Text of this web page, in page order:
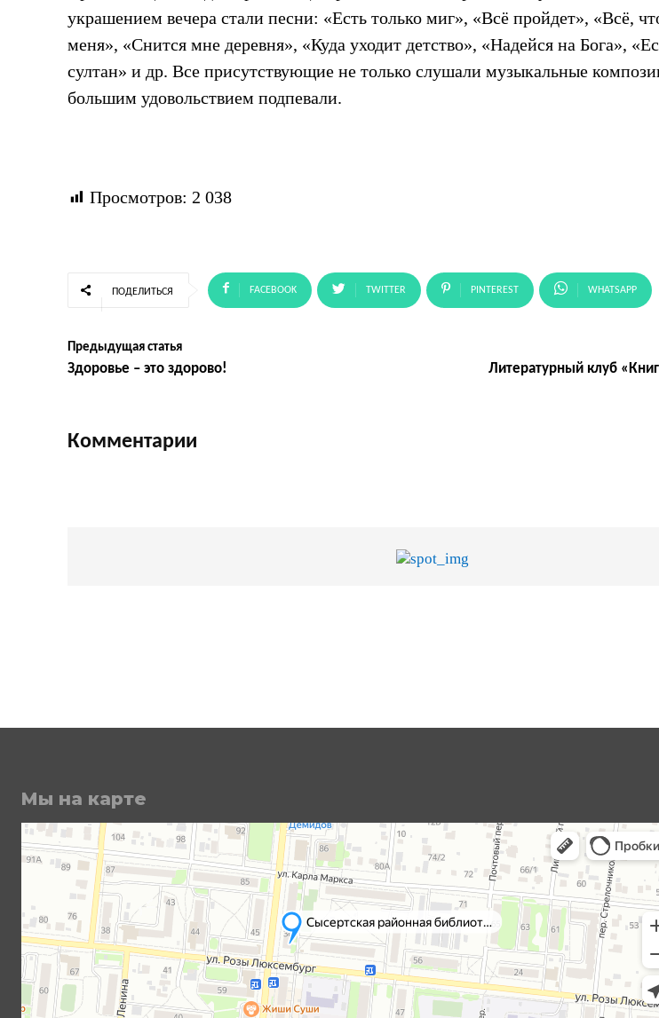
украшением вечера стали песни: «Есть только миг», «Всё пройдет», «Всё,
меня», «Снится мне деревня», «Куда уходит детство», «Надейся на Бога»,
султан» и др. Все присутствующие не только слушали музыкальные
большим удовольствием подпевали.
Просмотров: 2 038
ПОДЕЛИТЬСЯ FACEBOOK TWITTER PINTEREST WHATSAPP
Предыдущая статья
Здоровье – это здорово! Литературный клуб
Комментарии
Мы на карте